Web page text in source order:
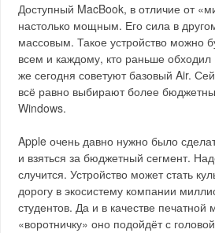
Доступный MacBook, в отличие от
настолько мощным. Его сила в
массовым. Такое устройство можно
всем и каждому, кто раньше обходил
же сегодня советуют базовый Air.
всё равно выбирают более
Windows.
Apple очень давно нужно было
и взяться за бюджетный сегмент.
случится. Устройство может стать
дорогу в экосистему компании
студентов. Да и в качестве
«воротничку» оно подойдёт с